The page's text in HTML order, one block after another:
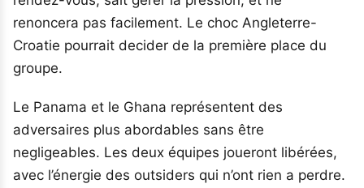
renoncera pas facilement. Le choc Angleterre-
Croatie pourrait decider de la première place du
groupe.
Le Panama et le Ghana représentent des
adversaires plus abordables sans être
negligeables. Les deux équipes joueront libérées,
avec l’énergie des outsiders qui n’ont rien a perdre.